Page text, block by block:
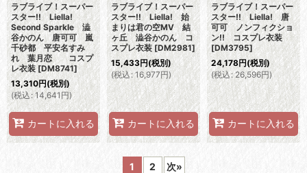
ラブライブ！スーパー
スター!! Liella!
Second Sparkle 澁
谷かのん 唐可可 嵐
千砂都 平安名すみ
れ 葉月恋 コスプ
レ衣装 [DM8741]
13,310円(税別)
(税込 : 14,641円)
カートに入れる
ラブライブ！スーパー
スター!! Liella! 始
まりは君の空MV 結
ヶ丘 澁谷かのん コ
スプレ衣装 [DM2981]
15,433円(税別)
(税込: 16,977円)
カートに入れる
ラブライブ！スーパー
スター!! Liella! 唐
可可 ノンフィクショ
ン!! コスプレ衣装
[DM3795]
24,178円(税別)
(税込: 26,596円)
カートに入れる
1 2 次»